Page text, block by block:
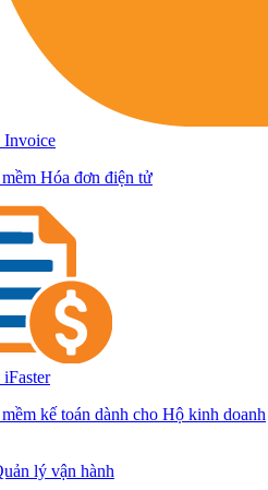
Invoice
mềm Hóa đơn điện tử
kế toán dành cho Hộ kinh doanh
lý vận hành